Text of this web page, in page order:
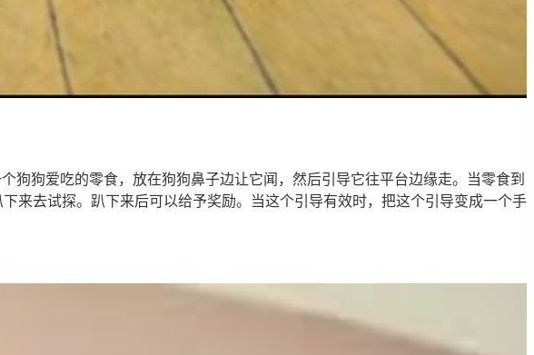
狗狗爱吃的零食，放在狗狗鼻子边让它闻，然后引导它往平台边缘走。当零食到
来去试探。趴下来后可以给予奖励。当这个引导有效时，把这个引导变成一个手